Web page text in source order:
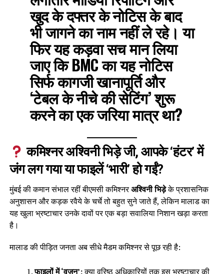
खुद के दफ्तर के नोटिस के बाद
भी जागने का नाम नहीं ले रहे। या
फिर यह कड़वा सच मान लिया
जाए कि BMC का यह नोटिस
सिर्फ कागजी खानापूर्ति और
‘टेबल के नीचे की सेटिंग’ शुरू
करने का एक जरिया मात्र था?
कमिश्नर अश्विनी भिड़े जी, आपके ‘हंटर’ में
जंग लग गया या फाइलें ‘भारी’ हो गईं?
मुंबई की कमान संभाल रहीं बीएमसी कमिश्नरअश्विनी भिड़ेके प्रशासनिक
अनुशासन और कड़क रवैये के चर्चे तो बहुत सुने जाते हैं, लेकिन मालाड का
यह खुला भ्रष्टाचार उनके दावों पर एक बड़ा सवालिया निशान खड़ा करता
है।
मालाड की पीड़ित जनता अब सीधे मैडम कमिश्नर से पूछ रही है:
फाइलों में ‘वजन’:क्या वरिष्ठ अधिकारियों तक इस भ्रष्टाचार की